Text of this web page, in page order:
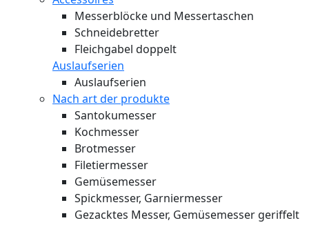
Messerblöcke und Messertaschen
Schneidebretter
Fleichgabel doppelt
Auslaufserien
Auslaufserien
Nach art der produkte
Santokumesser
Kochmesser
Brotmesser
Filetiermesser
Gemüsemesser
Spickmesser, Garniermesser
Gezacktes Messer, Gemüsemesser geriffelt